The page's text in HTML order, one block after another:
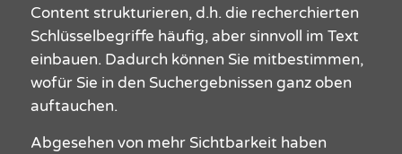
Content strukturieren, d.h. die recherchierten
Schlüsselbegriffe häufig, aber sinnvoll im Text
einbauen. Dadurch können Sie mitbestimmen,
wofür Sie in den Suchergebnissen ganz oben
auftauchen.
Abgesehen von mehr Sichtbarkeit haben